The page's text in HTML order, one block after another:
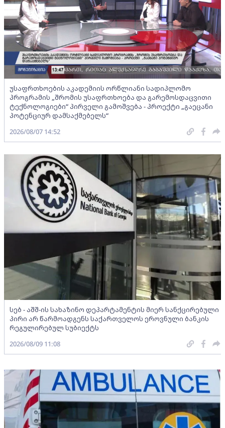
უსაფრთხოების აკადემიის ორწლიანი სადიპლომო
პროგრამის „შრომის უსაფრთხოება და გარემოსდაცვითი
ტექნოლოგიები“ პირველი გამოშვება - პროექტი „გაეცანი
პოტენციურ დამსაქმებელს“
2026/08/07 14:52
სებ - აშშ-ის სახაზინო დეპარტამენტის მიერ სანქცირებული
პირი არ წარმოადგენს საქართველოს ეროვნული ბანკის
რეგულირებულ სუბიექტს
2026/08/09 11:08